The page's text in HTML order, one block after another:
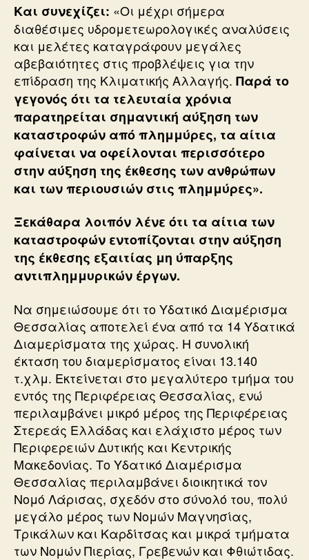
Και συνεχίζει: «Οι μέχρι σήμερα
διαθέσιμες υδρομετεωρολογικές αναλύσεις
και μελέτες καταγράφουν μεγάλες
αβεβαιότητες στις προβλέψεις για την
επίδραση της Κλιματικής Αλλαγής. Παρά το
γεγονός ότι τα τελευταία χρόνια
παρατηρείται σημαντική αύξηση των
καταστροφών από πλημμύρες, τα αίτια
φαίνεται να οφείλονται περισσότερο
στην αύξηση της έκθεσης των ανθρώπων
και των περιουσιών στις πλημμύρες».
Ξεκάθαρα λοιπόν λένε ότι τα αίτια των
καταστροφών εντοπίζονται στην αύξηση
της έκθεσης εξαιτίας μη ύπαρξης
αντιπλημμυρικών έργων.
Να σημειώσουμε ότι το Υδατικό Διαμέρισμα
Θεσσαλίας αποτελεί ένα από τα 14 Υδατικά
Διαμερίσματα της χώρας. Η συνολική
έκταση του διαμερίσματος είναι 13.140
τ.χλμ. Εκτείνεται στο μεγαλύτερο τμήμα του
εντός της Περιφέρειας Θεσσαλίας, ενώ
περιλαμβάνει μικρό μέρος της Περιφέρειας
Στερεάς Ελλάδας και ελάχιστο μέρος των
Περιφερειών Δυτικής και Κεντρικής
Μακεδονίας. Το Υδατικό Διαμέρισμα
Θεσσαλίας περιλαμβάνει διοικητικά τον
Νομό Λάρισας, σχεδόν στο σύνολό του, πολύ
μεγάλο μέρος των Νομών Μαγνησίας,
Τρικάλων και Καρδίτσας και μικρά τμήματα
των Νομών Πιερίας, Γρεβενών και Φθιώτιδας.